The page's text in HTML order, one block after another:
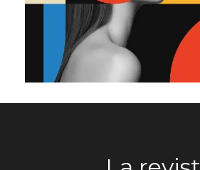
General Manager del Sur de
señala que “cuando te rodeas
talento y tanta fuerza, el
este proyecto refleja muy bien
como compañía, una
seguir siendo una referencia en
componente simbólico y